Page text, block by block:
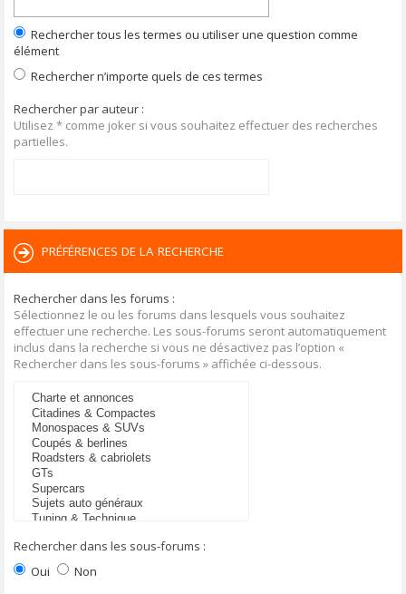
Rechercher tous les termes ou utiliser une question comme
élément
Rechercher n’importe quels de ces termes
Rechercher par auteur :
Utilisez * comme joker si vous souhaitez effectuer des recherches
partielles.
PRÉFÉRENCES DE LA RECHERCHE
Rechercher dans les forums :
Sélectionnez le ou les forums dans lesquels vous souhaitez
effectuer une recherche. Les sous-forums seront automatiquement
inclus dans la recherche si vous ne désactivez pas l’option «
Rechercher dans les sous-forums » affichée ci-dessous.
Rechercher dans les sous-forums :
Oui
Non